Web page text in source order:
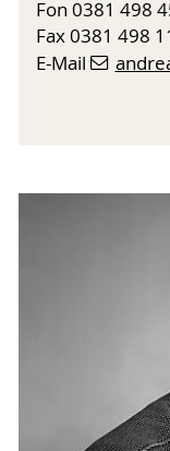
Fon 0381 498
Fax 0381 498
E-Mail